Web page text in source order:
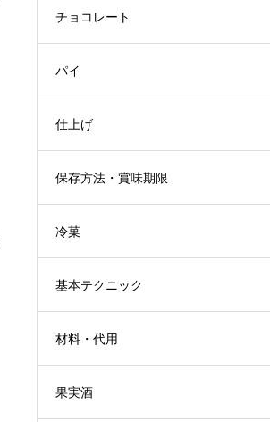
チョコレート
パイ
仕上げ
保存方法・賞味期限
冷菓
基本テクニック
材料・代用
果実酒